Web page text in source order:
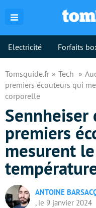
Electricité Forfaits
Tomsguide.fr Tech
premiers écouteurs qui
corporelle
Sennheiser
premiers
mesurent
ANTOINE
, le 9 janvier 2024